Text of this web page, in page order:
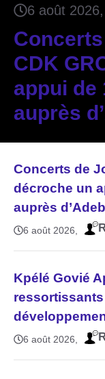
6 août 2026
CDK
appui de
auprès
Concerts de
décroche un
auprès
6 août 2026
Kpélé Govié
6 août 2026